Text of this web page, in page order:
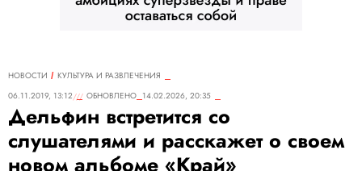
НОВОСТИ
КУЛЬТУРА И РАЗВЛЕЧЕНИЯ
06.11.2019, 13:12
ОБНОВЛЕНО 14.02.2026, 20:35
Дельфин встретится со
слушателями и расскажет о своем
новом альбоме «Край»